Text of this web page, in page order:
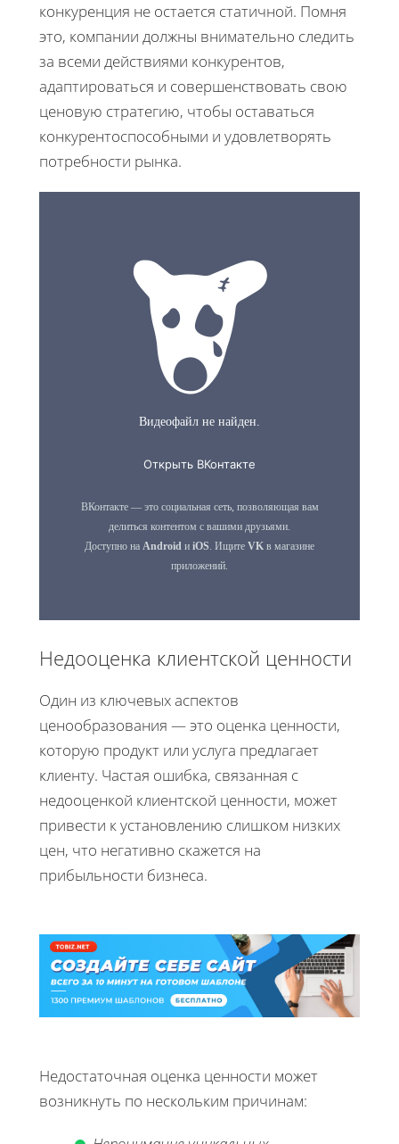
конкуренция не остается статичной. Помня
это, компании должны внимательно следить
за всеми действиями конкурентов,
адаптироваться и совершенствовать свою
ценовую стратегию, чтобы оставаться
конкурентоспособными и удовлетворять
потребности рынка.
Недооценка клиентской ценности
Один из ключевых аспектов
ценообразования — это оценка ценности,
которую продукт или услуга предлагает
клиенту. Частая ошибка, связанная с
недооценкой клиентской ценности, может
привести к установлению слишком низких
цен, что негативно скажется на
прибыльности бизнеса.
Недостаточная оценка ценности может
возникнуть по нескольким причинам: